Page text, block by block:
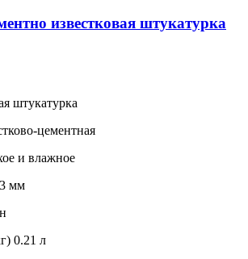
известковая штукатурка
штукатурка
цементная
и влажное
мм
0.21 л